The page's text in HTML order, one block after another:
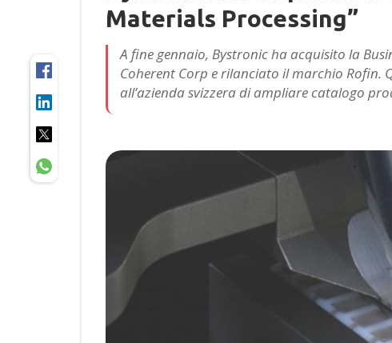
Materials Processing”
A fine gennaio, Bystronic ha acquisito la
Coherent Corp e rilanciato il marchio Rofin.
all’azienda svizzera di ampliare catalogo